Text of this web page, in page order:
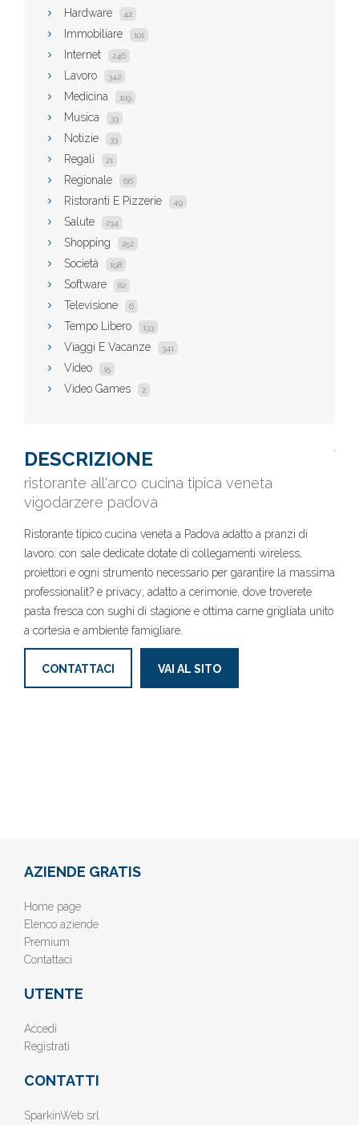
Hardware 42
Immobiliare 101
Internet 246
Lavoro 342
Medicina 109
Musica 33
Notizie 33
Regali 21
Regionale 66
Ristoranti E Pizzerie 49
Salute 234
Shopping 252
Società 198
Software 82
Televisione 6
Tempo Libero 133
Viaggi E Vacanze 341
Video 15
Video Games 2
DESCRIZIONE
ristorante all'arco cucina tipica veneta
vigodarzere padova
Ristorante tipico cucina veneta a Padova adatto a pranzi di
lavoro: con sale dedicate dotate di collegamenti wireless,
proiettori e ogni strumento necessario per garantire la massima
professionalit? e privacy; adatto a cerimonie, dove troverete
pasta fresca con sughi di stagione e ottima carne grigliata unito
a cortesia e ambiente famigliare.
CONTATTACI VAI AL SITO
AZIENDE GRATIS
Home page
Elenco aziende
Premium
Contattaci
UTENTE
Accedi
Registrati
CONTATTI
SparkinWeb srl